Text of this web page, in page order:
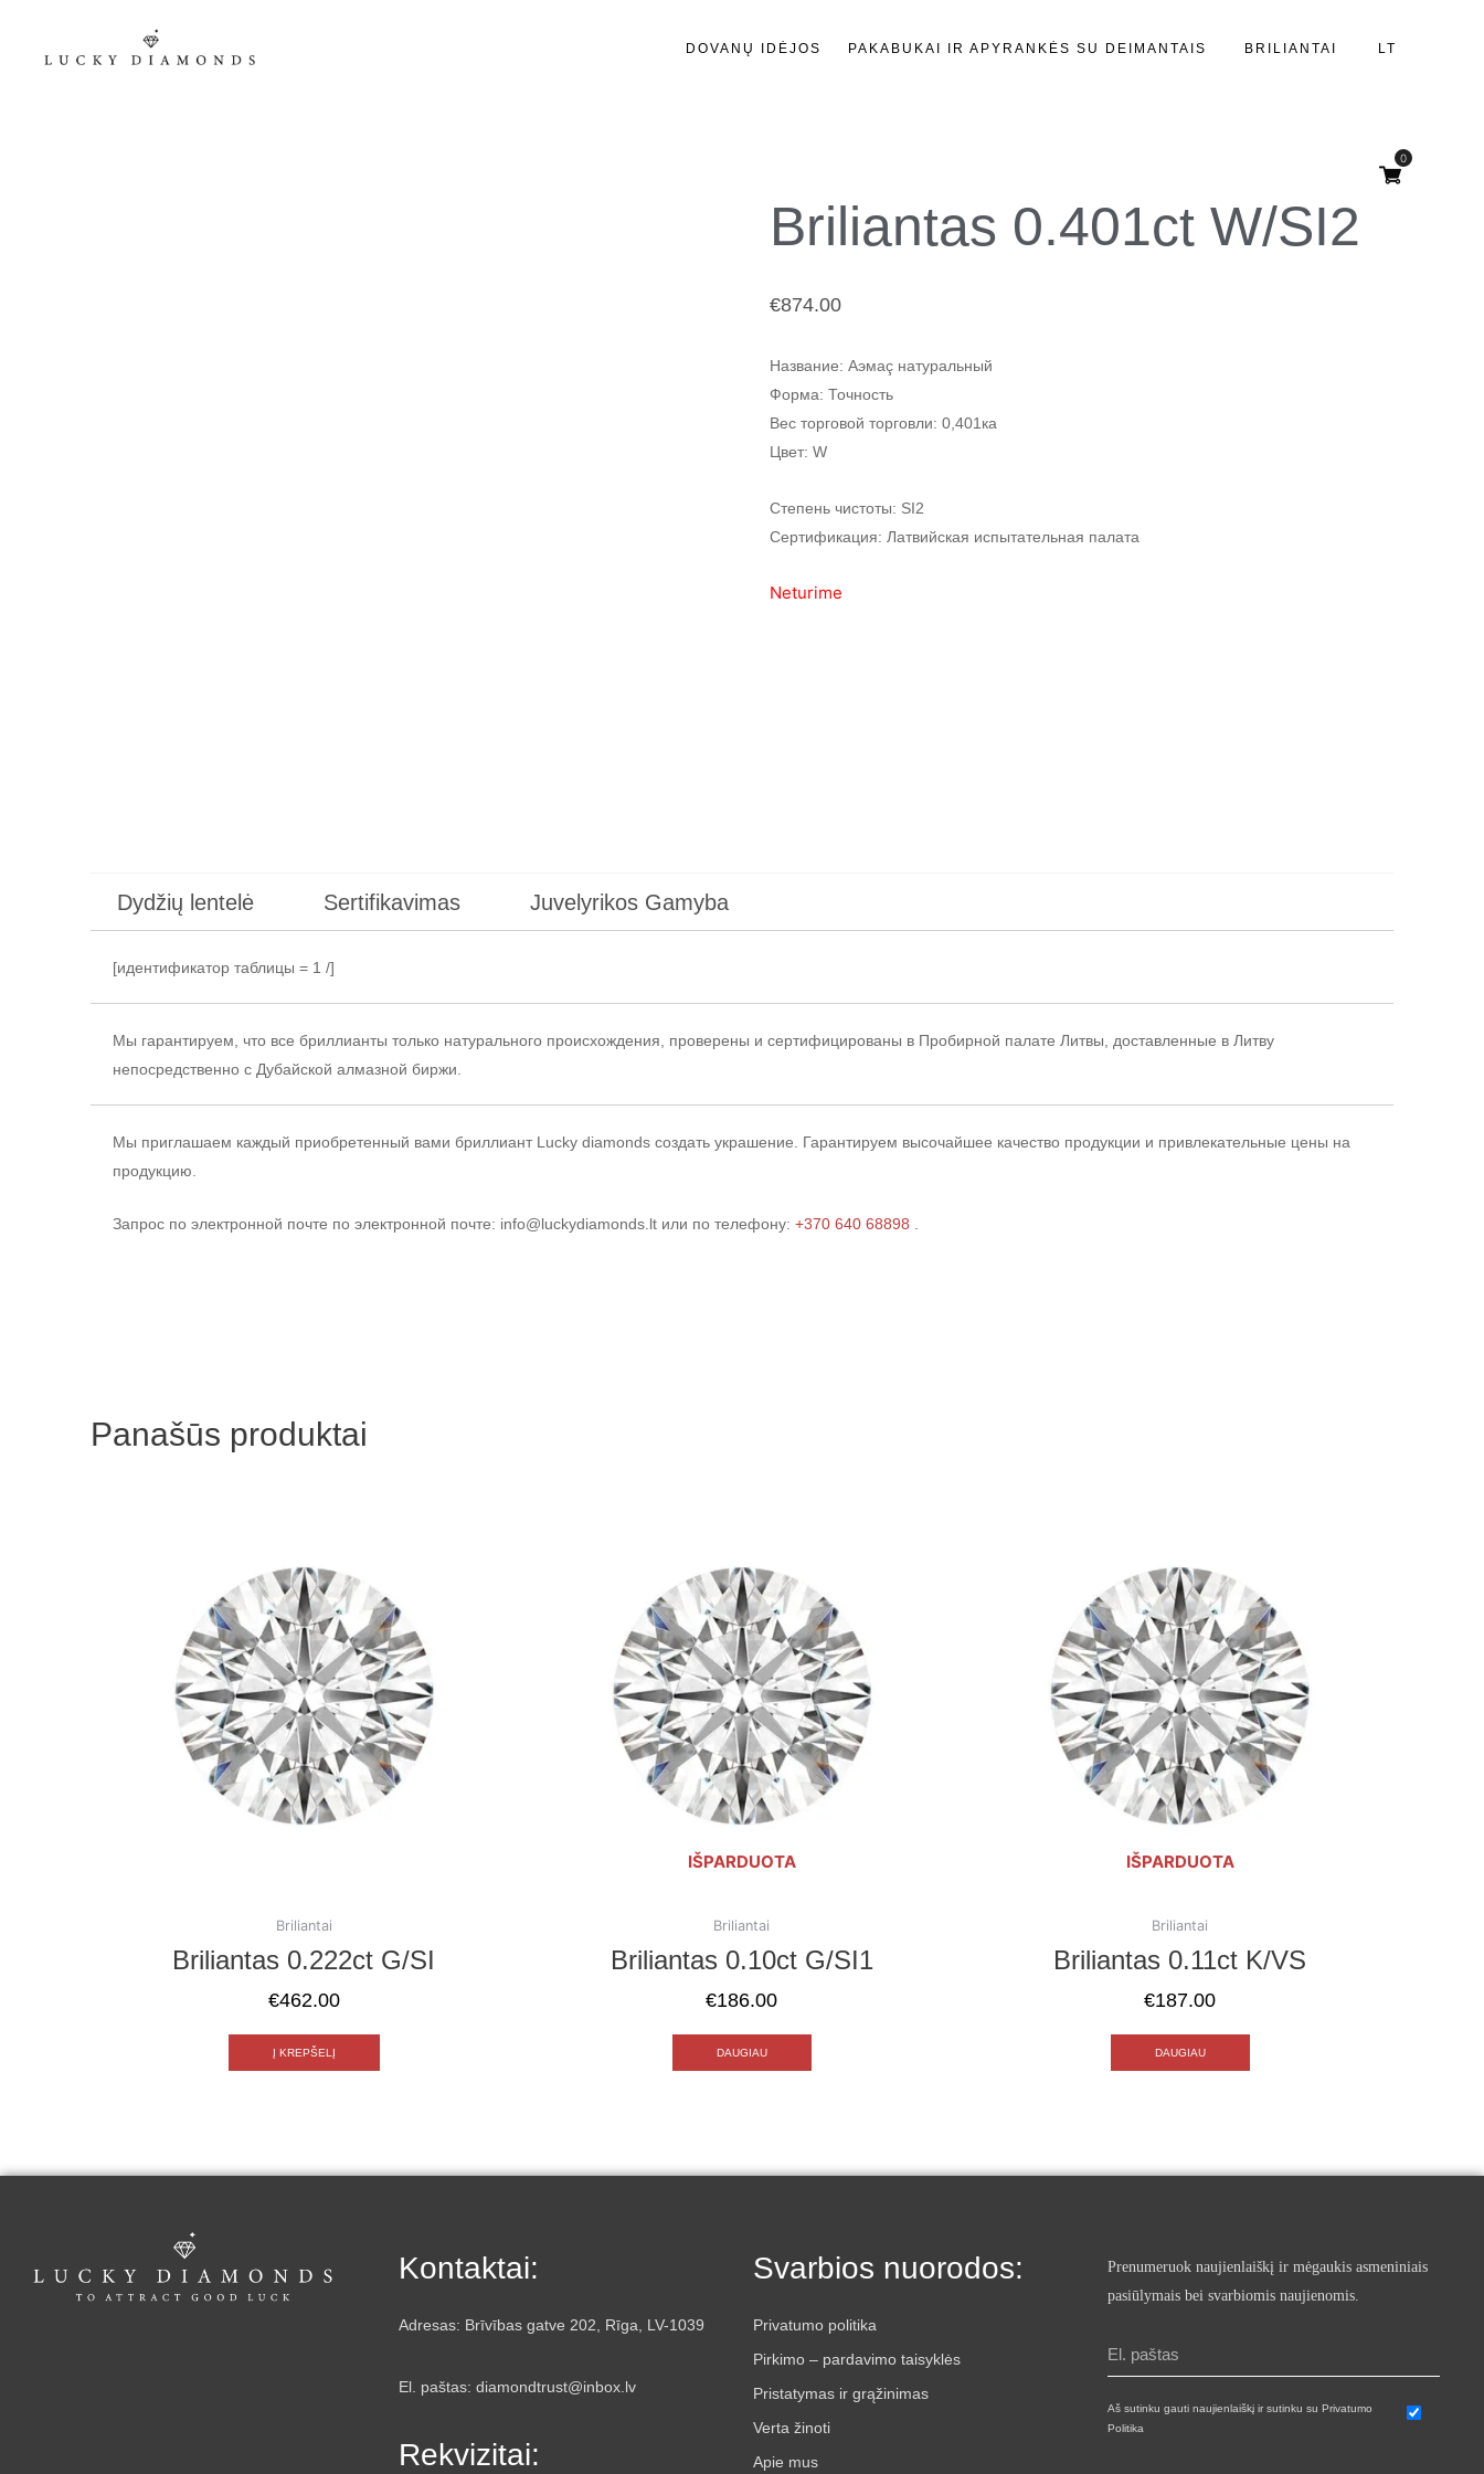
DOVANŲ IDĖJOS PAKABUKAI IR APYRANKĖS SU DEIMANTAIS BRILIANTAI LT
Briliantas 0.401ct W/SI2
€874.00
Название: Аэмаç натуральный
Форма: Точность
Вес торговой торговли: 0,401ка
Цвет: W
Степень чистоты: SI2
Сертификация: Латвийская испытательная палата
Neturime
Dydžių lentelė Sertifikavimas Juvelyrikos Gamyba
[идентификатор таблицы = 1 /]
Мы гарантируем, что все бриллианты только натурального происхождения, проверены и сертифицированы в Пробирной палате Литвы, доставленные в Литву
непосредственно с Дубайской алмазной биржи.
Мы приглашаем каждый приобретенный вами бриллиант Lucky diamonds создать украшение. Гарантируем высочайшее качество продукции и привлекательные цены на
продукцию.
Запрос по электронной почте по электронной почте: info@luckydiamonds.lt или по телефону: +370 640 68898 .
Panašūs produktai
Briliantai
Briliantas 0.222ct G/SI
€462.00
Į KREPŠELĮ
IŠPARDUOTA
Briliantai
Briliantas 0.10ct G/SI1
€186.00
DAUGIAU
IŠPARDUOTA
Briliantai
Briliantas 0.11ct K/VS
€187.00
DAUGIAU
Kontaktai:
Adresas: Brīvības gatve 202, Rīga, LV-1039
El. paštas: diamondtrust@inbox.lv
Rekvizitai:
Svarbios nuorodos:
Privatumo politika
Pirkimo – pardavimo taisyklės
Pristatymas ir grąžinimas
Verta žinoti
Apie mus
Prenumeruok naujienlaiškį ir mėgaukis asmeniniais
pasiūlymais bei svarbiomis naujienomis.
Aš sutinku gauti naujienlaiškį ir sutinku su Privatumo
Politika
0